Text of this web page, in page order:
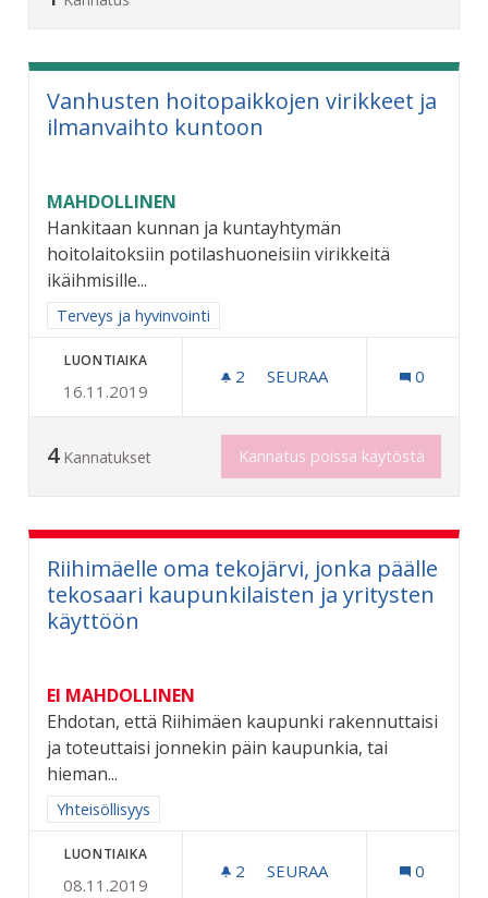
Vanhusten hoitopaikkojen virikkeet ja
ilmanvaihto kuntoon
MAHDOLLINEN
Hankitaan kunnan ja kuntayhtymän
hoitolaitoksiin potilashuoneisiin virikkeitä
ikäihmisille...
Rajaa tulokset aihepiirin mukaan: Terveys ja hyvinvointi
Terveys ja hyvinvointi
LUONTIAIKA
16.11.2019
2 2 SEURAAJAA
SEURAA 0
4 Kannatukset Kannatus poissa käytöstä
Riihimäelle oma tekojärvi, jonka päälle
tekosaari kaupunkilaisten ja yritysten
käyttöön
EI MAHDOLLINEN
Ehdotan, että Riihimäen kaupunki rakennuttaisi
ja toteuttaisi jonnekin päin kaupunkia, tai
hieman...
Rajaa tulokset aihepiirin mukaan: Yhteisöllisyys
Yhteisöllisyys
LUONTIAIKA
08.11.2019
2 2 SEURAAJAA
SEURAA 0